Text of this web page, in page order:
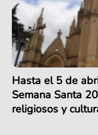
Hasta el 5 de
Semana Santa
religiosos y